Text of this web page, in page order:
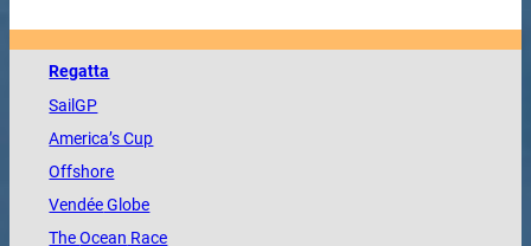
Regatta
SailGP
America’s Cup
Offshore
VendéeGlobe
TheOcean Race